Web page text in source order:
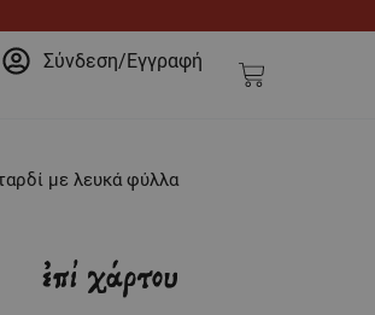
Σύνδεση/Εγγραφή Cart
με λευκά φύλλα